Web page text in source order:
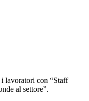
lavoratori con “Staff
al settore”.